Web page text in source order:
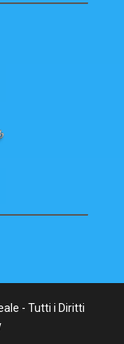
- Tutti i Diritti